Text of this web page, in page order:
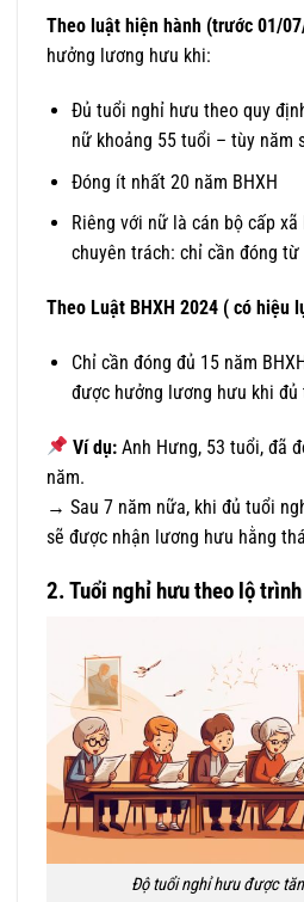
Theo luật hiện hành (trước 01/
hưởng lương hưu khi:
Đủ tuổi nghỉ hưu theo quy
nữ khoảng 55 tuổi – tùy năm
Đóng ít nhất 20 năm BHXH
Riêng với nữ là cán bộ cấp
chuyên trách: chỉ cần đóng
Theo Luật BHXH 2024 ( có hiệu
Chỉ cần đóng đủ 15 năm
được hưởng lương hưu khi đủ
Ví dụ:Anh Hưng, 53 tuổi, đã
năm.
→ Sau 7 năm nữa, khi đủ tuổi
sẽ được nhận lương hưu hằng
2. Tuổi nghỉ hưu theo lộ
Độ tuổi nghỉ hưu được